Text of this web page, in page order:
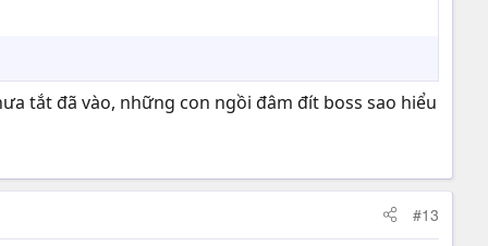
tắt đã vào, những con ngồi đâm đít boss sao hiểu
#13